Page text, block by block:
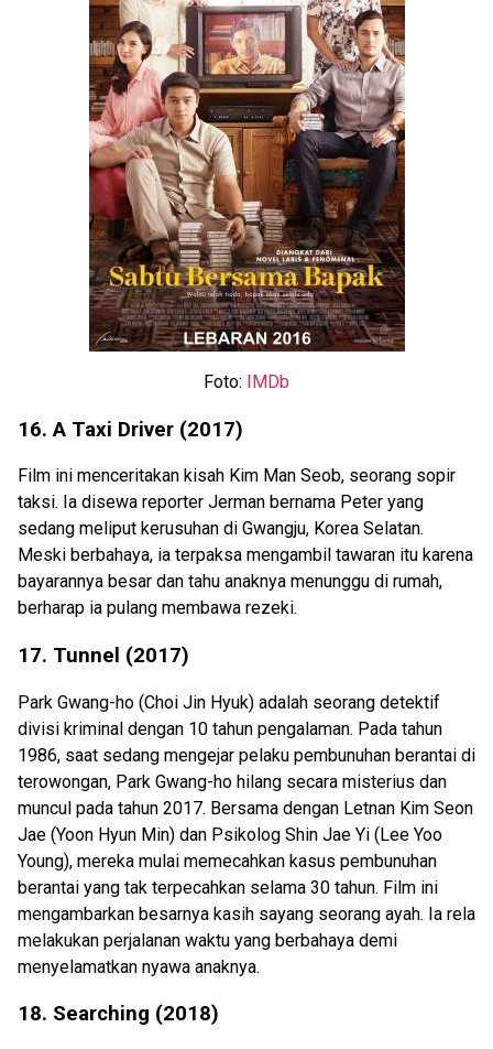
Foto: IMDb
16. A Taxi Driver (2017)
Film ini menceritakan kisah Kim Man Seob, seorang sopir
taksi. Ia disewa reporter Jerman bernama Peter yang
sedang meliput kerusuhan di Gwangju, Korea Selatan.
Meski berbahaya, ia terpaksa mengambil tawaran itu karena
bayarannya besar dan tahu anaknya menunggu di rumah,
berharap ia pulang membawa rezeki.
17. Tunnel (2017)
Park Gwang-ho (Choi Jin Hyuk) adalah seorang detektif
divisi kriminal dengan 10 tahun pengalaman. Pada tahun
1986, saat sedang mengejar pelaku pembunuhan berantai di
terowongan, Park Gwang-ho hilang secara misterius dan
muncul pada tahun 2017. Bersama dengan Letnan Kim Seon
Jae (Yoon Hyun Min) dan Psikolog Shin Jae Yi (Lee Yoo
Young), mereka mulai memecahkan kasus pembunuhan
berantai yang tak terpecahkan selama 30 tahun. Film ini
mengambarkan besarnya kasih sayang seorang ayah. Ia rela
melakukan perjalanan waktu yang berbahaya demi
menyelamatkan nyawa anaknya.
18. Searching (2018)